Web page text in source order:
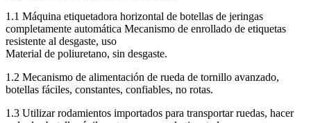
1.1 Máquina etiquetadora horizontal de botellas de jeringas
completamente automática Mecanismo de enrollado de etiquetas
resistente al desgaste, uso
Material de poliuretano, sin desgaste.
1.2 Mecanismo de alimentación de rueda de tornillo avanzado,
botellas fáciles, constantes, confiables, no rotas.
1.3 Utilizar rodamientos importados para transportar ruedas, hacer